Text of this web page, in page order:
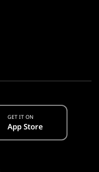
GET IT ON
App Store